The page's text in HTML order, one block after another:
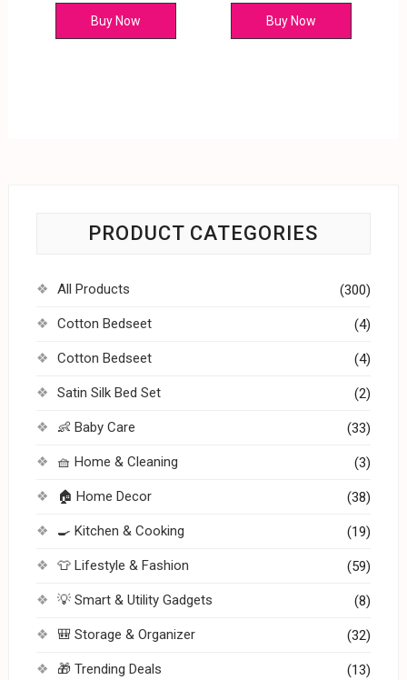
Buy Now Buy Now
PRODUCT CATEGORIES
All Products (300)
Cotton Bedseet (4)
Cotton Bedseet (4)
Satin Silk Bed Set (2)
👶 Baby Care (33)
🧺 Home & Cleaning (3)
🏠 Home Decor (38)
🍳 Kitchen & Cooking (19)
👕 Lifestyle & Fashion (59)
💡 Smart & Utility Gadgets (8)
🎒 Storage & Organizer (32)
🎁 Trending Deals (13)